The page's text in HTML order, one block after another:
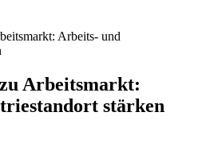
Arbeits- und
Arbeitsmarkt:
stärken